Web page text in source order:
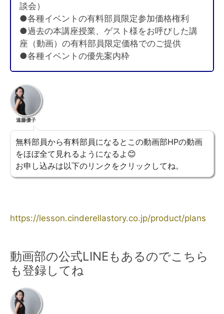
談会）
●各種イベントの有料部員限定参加価格権利
●過去の本講座授業、ゲスト様をお呼びした講
座（動画）の有料部員限定価格でのご提供
●各種イベントの優先案内枠
遠藤優子
無料部員から有料部員になるとこの動画部HPの動画
をほぼ全て見れるようになるよ😊
お申し込みは以下のリンクをクリックしてね。
https://lesson.cinderellastory.co.jp/product/plans
動画部の公式LINEもあるのでこちら
も登録してね